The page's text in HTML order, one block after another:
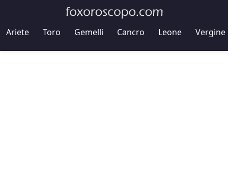
Ariete Toro Gemelli Cancro Leone Vergine